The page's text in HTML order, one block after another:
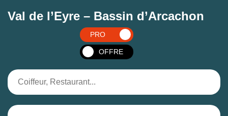
Val de l’Eyre – Bassin d’Arcachon
PRO
OFFRE